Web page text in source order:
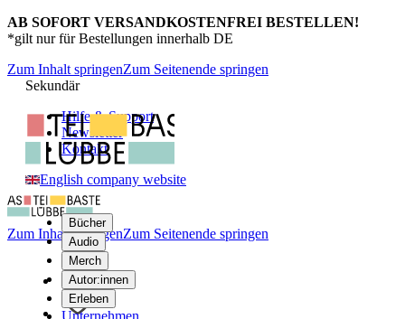
AB SOFORT VERSANDKOSTENFREI BESTELLEN!
*gilt nur für Bestellungen innerhalb DE
Zum Inhalt springenZum Seitenende springen
Sekundär
Hilfe & Support
Newsletter
Kontakt
English company website
Bücher
Audio
Merch
Autor:innen
Erleben
Unternehmen
Zum Inhalt springenZum Seitenende springen